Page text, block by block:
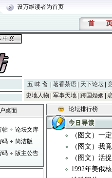
设万维读者为首页
首 页
五 味 斋 茗香茶语 天下论坛
史地人物
军事天地 跨国婚姻
桌面
帖
论坛文库
码
简洁版
码
版主公告
论坛排行榜
（图文）一
（图文）我
（图文）活
1992年美俄